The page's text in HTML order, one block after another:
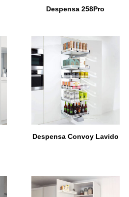
Despensa 258Pro
Despensa Convoy Lavido